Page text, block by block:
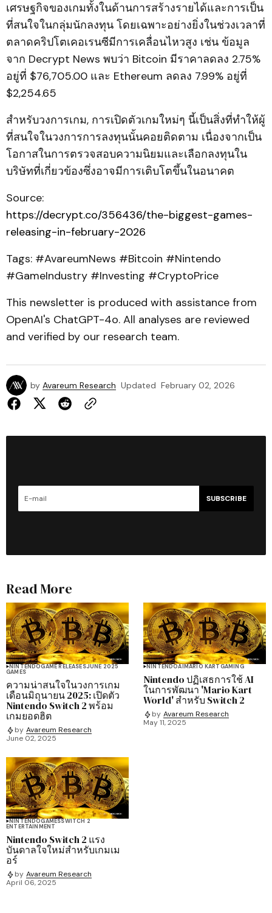
เศรษฐกิจของเกมทั้งในด้านการสร้างรายได้และการเป็น
ที่สนใจในกลุ่มนักลงทุน โดยเฉพาะอย่างยิ่งในช่วงเวลาที่
ตลาดคริปโตเคอเรนซีมีการเคลื่อนไหวสูง เช่น ข้อมูล
จาก Decrypt News พบว่า Bitcoin มีราคาลดลง 2.75%
อยู่ที่ $76,705.00 และ Ethereum ลดลง 7.99% อยู่ที่
$2,254.65
สำหรับวงการเกม, การเปิดตัวเกมใหม่ๆ นี้เป็นสิ่งที่ทำให้ผู้
ที่สนใจในวงการการลงทุนนั้นคอยติดตาม เนื่องจากเป็น
โอกาสในการตรวจสอบความนิยมและเลือกลงทุนใน
บริษัทที่เกี่ยวข้องซึ่งอาจมีการเติบโตขึ้นในอนาคต
Source:
https://decrypt.co/356436/the-biggest-games-
releasing-in-february-2026
Tags: #AvareumNews #Bitcoin #Nintendo
#GameIndustry #Investing #CryptoPrice
This newsletter is produced with assistance from
OpenAI's ChatGPT-4o. All analyses are reviewed
and verified by our research team.
by Avareum Research Updated February 02, 2026
SUBSCRIBE
Read More
NINTENDOGAME RELEASESJUNE 2025
GAMES
ความน่าสนใจในวงการเกม
เดือนมิถุนายน 2025: เปิดตัว
Nintendo Switch 2 พร้อม
เกมยอดฮิต
by Avareum Research
June 02, 2025
NINTENDOAIMARIO KARTGAMING
Nintendo ปฏิเสธการใช้ AI
ในการพัฒนา 'Mario Kart
World' สำหรับ Switch 2
by Avareum Research
May 11, 2025
NINTENDOGAMESSWITCH 2
ENTERTAINMENT
Nintendo Switch 2 แรง
บันดาลใจใหม่สำหรับเกมเม
อร์
by Avareum Research
April 06, 2025